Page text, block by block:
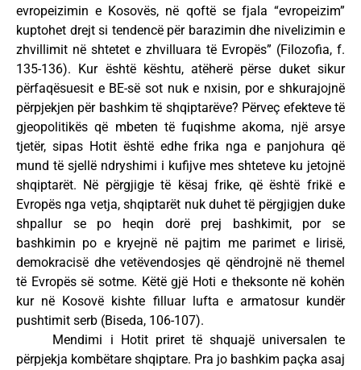
evropeizimin e Kosovës, në qoftë se fjala “evropeizim”
kuptohet drejt si tendencë për barazimin dhe nivelizimin e
zhvillimit në shtetet e zhvilluara të Evropës” (Filozofia, f.
135-136). Kur është kështu, atëherë përse duket sikur
përfaqësuesit e BE-së sot nuk e nxisin, por e shkurajojnë
përpjekjen për bashkim të shqiptarëve? Përveç efekteve të
gjeopolitikës që mbeten të fuqishme akoma, një arsye
tjetër, sipas Hotit është edhe frika nga e panjohura që
mund të sjellë ndryshimi i kufijve mes shteteve ku jetojnë
shqiptarët. Në përgjigje të kësaj frike, që është frikë e
Evropës nga vetja, shqiptarët nuk duhet të përgjigjen duke
shpallur se po heqin dorë prej bashkimit, por se
bashkimin po e kryejnë në pajtim me parimet e lirisë,
demokracisë dhe vetëvendosjes që qëndrojnë në themel
të Evropës së sotme. Këtë gjë Hoti e theksonte në kohën
kur në Kosovë kishte filluar lufta e armatosur kundër
pushtimit serb (Biseda, 106-107).
Mendimi i Hotit priret të shquajë universalen te
përpjekja kombëtare shqiptare. Pra jo bashkim paçka asaj